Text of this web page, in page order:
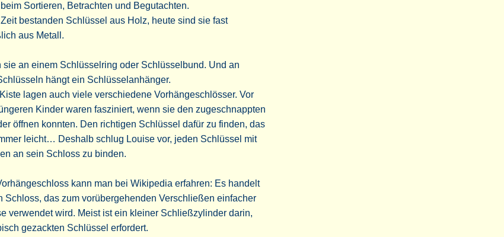
Sortieren, Betrachten und Begutachten.
bestanden Schlüssel aus Holz, heute sind sie fast
aus Metall.
sie an einem Schlüsselring oder Schlüsselbund. Und an
hängt ein Schlüsselanhänger.
Kiste lagen auch viele verschiedene Vorhängeschlösser. Vor
Kinder waren fasziniert, wenn sie den zugeschnappten
öffnen konnten. Den richtigen Schlüssel dafür zu finden, das
leicht… Deshalb schlug Louise vor, jeden Schlüssel mit
an sein Schloss zu binden.
kann man bei Wikipedia erfahren: Es handelt
Schloss, das zum vorübergehenden Verschließen einfacher
verwendet wird. Meist ist ein kleiner Schließzylinder darin,
gezackten Schlüssel erfordert.